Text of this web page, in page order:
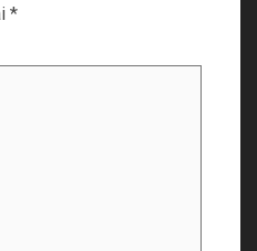
*